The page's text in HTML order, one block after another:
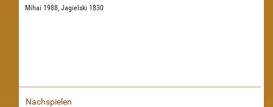
Mihai 1988, Jagielski 1830
Nachspielen